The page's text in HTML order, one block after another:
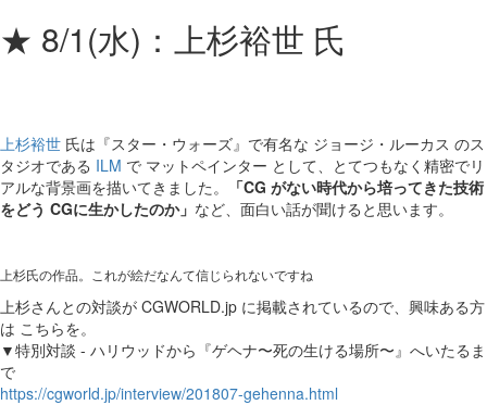
★ 8/1(水)：上杉裕世 氏
上杉裕世 氏は『スター・ウォーズ』で有名な ジョージ・ルーカス のス
タジオである ILM で マットペインター として、とてつもなく精密でリ
アルな背景画を描いてきました。
「CG がない時代から培ってきた技術
をどう CGに生かしたのか」 など、面白い話が聞けると思います。
上杉氏の作品。これが絵だなんて信じられないですね
上杉さんとの対談が CGWORLD.jp に掲載されているので、興味ある方
は こちらを。
▼特別対談 - ハリウッドから『ゲヘナ〜死の生ける場所〜』へいたるま
で
https://cgworld.jp/interview/201807-gehenna.html